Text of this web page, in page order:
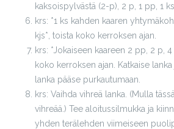
kaksoispylvästä (2-p), 2 p, 1 pp, 1
krs: *1 ks kahden kaaren
kjs*, toista koko kerroksen ajan.
krs: *Jokaiseen kaareen 2 pp, 2 p,
koko kerroksen ajan. Katkaise
lanka pääse purkautumaan.
krs: Vaihda vihreä lanka. (Mulla
vihreää.) Tee aloitussilmukka ja
yhden terälehden viimeiseen